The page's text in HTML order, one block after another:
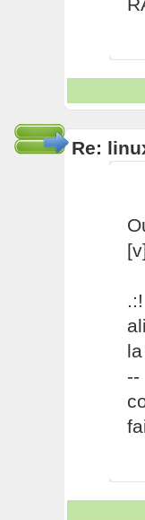
Re: